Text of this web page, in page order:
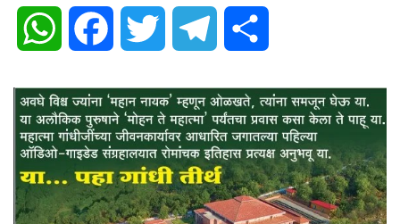
WhatsApp Facebook Twitter Telegram